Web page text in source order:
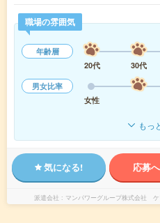
職場の雰囲気
年齢層
20代
30代
男女比率
女性
もっ
気になる! 応募
派遣会社 マンパワーグループ株式会社